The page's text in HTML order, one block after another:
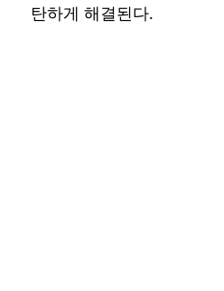
탄하게 해결된다.